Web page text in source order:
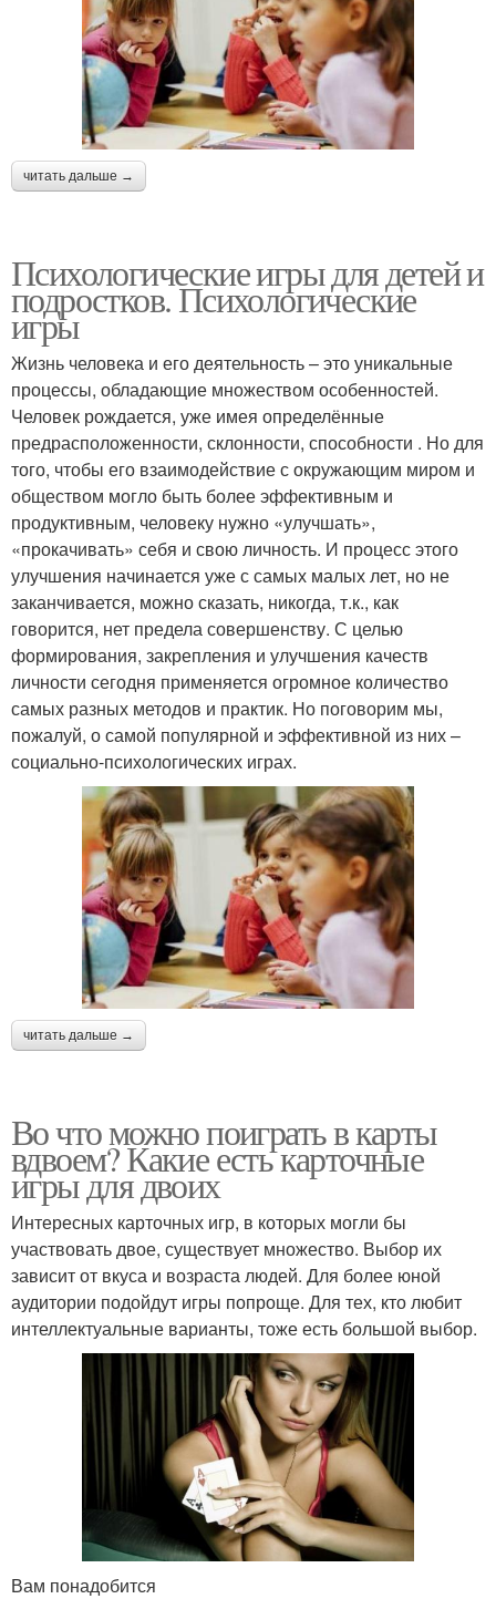
читать дальше →
Психологические игры для детей и
подростков. Психологические
игры
Жизнь человека и его деятельность – это уникальные
процессы, обладающие множеством особенностей.
Человек рождается, уже имея определённые
предрасположенности, склонности, способности . Но для
того, чтобы его взаимодействие с окружающим миром и
обществом могло быть более эффективным и
продуктивным, человеку нужно «улучшать»,
«прокачивать» себя и свою личность. И процесс этого
улучшения начинается уже с самых малых лет, но не
заканчивается, можно сказать, никогда, т.к., как
говорится, нет предела совершенству. С целью
формирования, закрепления и улучшения качеств
личности сегодня применяется огромное количество
самых разных методов и практик. Но поговорим мы,
пожалуй, о самой популярной и эффективной из них –
социально-психологических играх.
читать дальше →
Во что можно поиграть в карты
вдвоем? Какие есть карточные
игры для двоих
Интересных карточных игр, в которых могли бы
участвовать двое, существует множество. Выбор их
зависит от вкуса и возраста людей. Для более юной
аудитории подойдут игры попроще. Для тех, кто любит
интеллектуальные варианты, тоже есть большой выбор.
Вам понадобится